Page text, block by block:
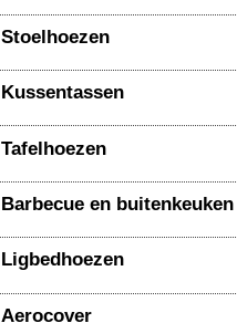
Stoelhoezen
Kussentassen
Tafelhoezen
Barbecue en buitenkeuken
Ligbedhoezen
Aerocover